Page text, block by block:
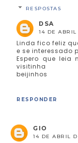
RESPOSTAS
DSA
14 DE ABRIL
Linda fico feliz
e se interessado
Espero que leia
visitinha
beijinhos
RESPONDER
GIO
14 DE ABRIL